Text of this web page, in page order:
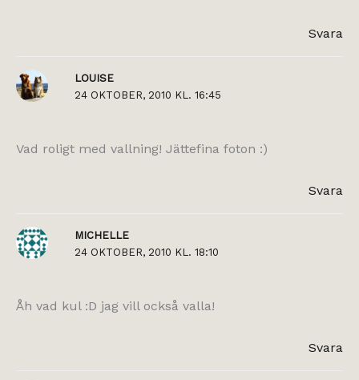
Svara
LOUISE
24 OKTOBER, 2010 KL. 16:45
Vad roligt med vallning! Jättefina foton :)
Svara
MICHELLE
24 OKTOBER, 2010 KL. 18:10
Åh vad kul :D jag vill också valla!
Svara